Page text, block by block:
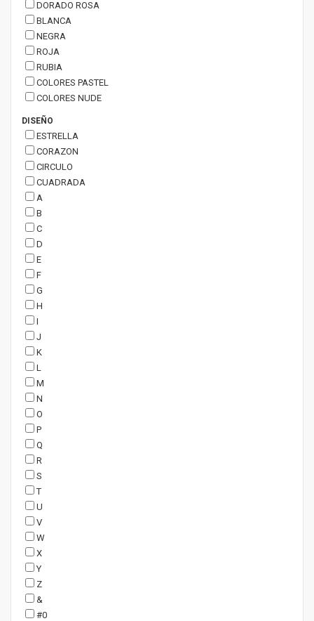
DORADO ROSA
BLANCA
NEGRA
ROJA
RUBIA
COLORES PASTEL
COLORES NUDE
DISEÑO
ESTRELLA
CORAZON
CIRCULO
CUADRADA
A
B
C
D
E
F
G
H
I
J
K
L
M
N
O
P
Q
R
S
T
U
V
W
X
Y
Z
&
#0